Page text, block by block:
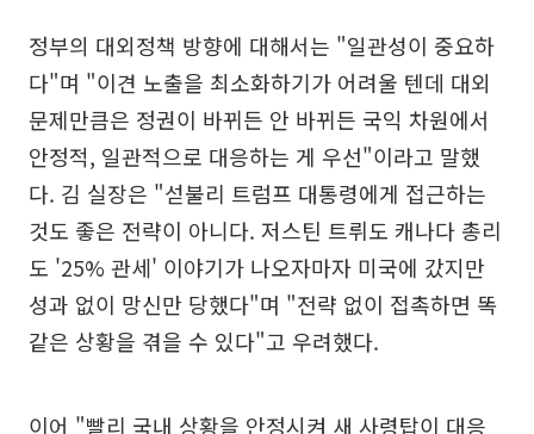
정부의 대외정책 방향에 대해서는 "일관성이 중요하
다"며 "이견 노출을 최소화하기가 어려울 텐데 대외
문제만큼은 정권이 바뀌든 안 바뀌든 국익 차원에서
안정적, 일관적으로 대응하는 게 우선"이라고 말했
다. 김 실장은 "섣불리 트럼프 대통령에게 접근하는
것도 좋은 전략이 아니다. 저스틴 트뤼도 캐나다 총리
도 '25% 관세' 이야기가 나오자마자 미국에 갔지만
성과 없이 망신만 당했다"며 "전략 없이 접촉하면 똑
같은 상황을 겪을 수 있다"고 우려했다.
이어 "빨리 국내 상황을 안정시켜 새 사령탑이 대응